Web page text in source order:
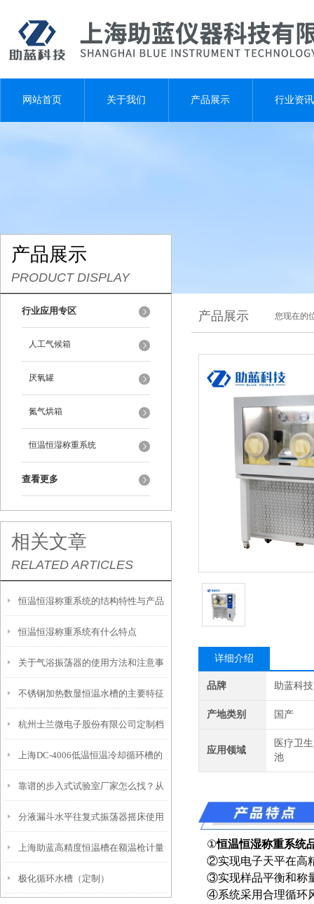
网站首页 关于我们 产品展示 行业资讯
产品展示
PRODUCT DISPLAY
行业应用专区
人工气候箱
厌氧罐
氮气烘箱
恒温恒湿称重系统
查看更多
相关文章
RELATED ARTICLES
恒温恒湿称重系统的结构特性与产品
功能配置
恒温恒湿称重系统有什么特点
关于气浴振荡器的使用方法和注意事
项
不锈钢加热数显恒温水槽的主要特征
和维护使用
杭州士兰微电子股份有限公司定制档
案-恒温槽80L
上海DC-4006低温恒温冷却循环槽的
产品特点和应用
靠谱的步入式试验室厂家怎么找？从
信誉和资质入手
分液漏斗水平往复式振荡器摇床使用
时需要注意这几点
上海助蓝高精度恒温槽在额温枪计量
校准上的广泛应用
极化循环水槽（定制）
产品展示 您现在的
详细介绍
品牌 助蓝科技
产地类别 国产
应用领域
医疗卫
池
①恒温恒湿称重系统
②实现电子天平在高
③实现样品平衡和称
④系统采用合理循环